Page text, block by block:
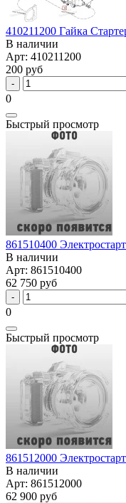
410211200 Гайка
В наличии
Арт: 410211200
200 руб
0
Быстрый просмотр
861510400
В наличии
Арт: 861510400
62 750 руб
0
Быстрый просмотр
861512000
В наличии
Арт: 861512000
62 900 руб